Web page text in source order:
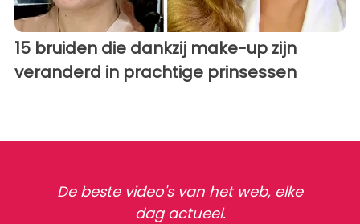
15 bruiden die dankzij make-up zijn
veranderd in prachtige prinsessen
De beste video's van het web, elke
dag actueel.